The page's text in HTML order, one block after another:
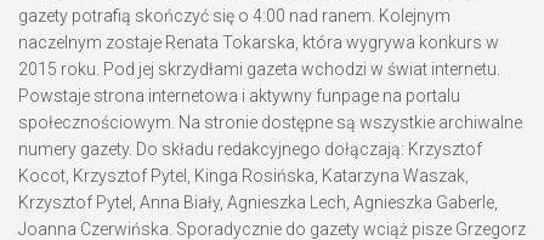
gazety potrafią skończyć się o 4:00 nad ranem. Kolejnym
naczelnym zostaje Renata Tokarska, która wygrywa konkurs w
2015 roku. Pod jej skrzydłami gazeta wchodzi w świat internetu.
Powstaje strona internetowa i aktywny funpage na portalu
społecznościowym. Na stronie dostępne są wszystkie archiwalne
numery gazety. Do składu redakcyjnego dołączają: Krzysztof
Kocot, Krzysztof Pytel, Kinga Rosińska, Katarzyna Waszak,
Krzysztof Pytel, Anna Biały, Agnieszka Lech, Agnieszka Gaberle,
Joanna Czerwińska. Sporadycznie do gazety wciąż pisze Grzegorz